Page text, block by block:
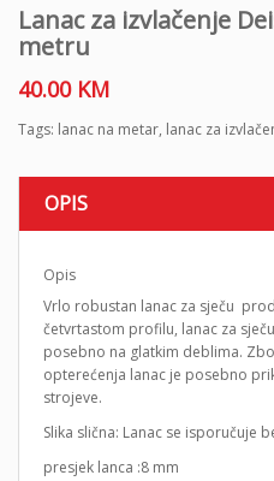
Lanac za izvlačenje
metru
40.00 KM
Tags: lanac na metar, lanac za
OPIS
Opis
Vrlo robustan lanac za sječu
četvrtastom profilu, lanac za
posebno na glatkim deblima.
opterećenja lanac je posebno
strojeve.
Slika slična: Lanac se isporučuje
presjek lanca :8 mm